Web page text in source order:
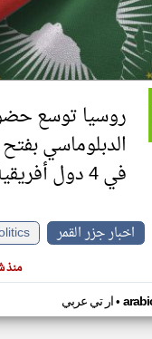
روسيا توسع
الدبلوماسي
في 4 دول أفريقية
اخبار جزر القمر
منذ
ار تي عربي•